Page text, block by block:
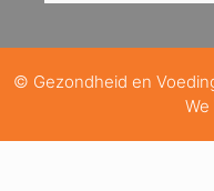
© Gezondheid en
We